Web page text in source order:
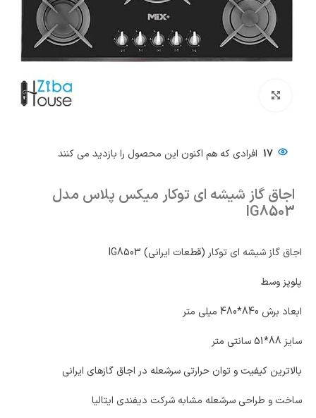
17 افرادی که هم اکنون این محصول را بازدید می کنند
اجاق گاز شیشه ای توکار میکس پلاس مدل
IG8503
اجاق گاز شیشه ای توکار (قطعات ایرانی) IG8503
پلوپز وسط
ابعاد برش 840*480 میلی متر
سایز 88*51 سانتی متر
بالاترین کیفیت و توان حرارتی سرشعله در اجاق گازهای ایرانی
ساخت و طراحی سرشعله مشابه شرکت دیفندی ایتالیا